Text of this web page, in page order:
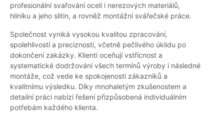
profesionální svařování oceli i nerezových materiálů,
hliníku a jeho slitin, a rovněž montážní svářečské práce.
Společnost vyniká vysokou kvalitou zpracování,
spolehlivostí a precizností, včetně pečlivého úklidu po
dokončení zakázky. Klienti oceňují vstřícnost a
systematické dodržování všech termínů výroby i následné
montáže, což vede ke spokojenosti zákazníků a
kvalitnímu výsledku. Díky mnohaletým zkušenostem a
detailní práci nabízí řešení přizpůsobená individuálním
potřebám každého klienta.